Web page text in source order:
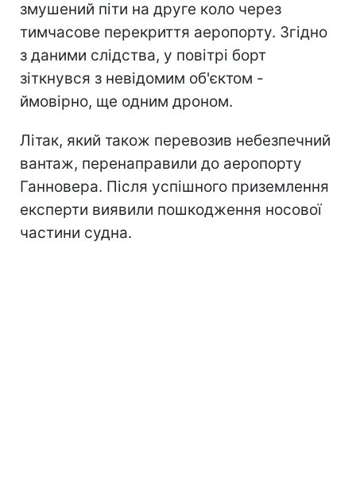
змушений піти на друге коло через
тимчасове перекриття аеропорту. Згідно
з даними слідства, у повітрі борт
зіткнувся з невідомим об'єктом -
ймовірно, ще одним дроном.
Літак, який також перевозив небезпечний
вантаж, перенаправили до аеропорту
Ганновера. Після успішного приземлення
експерти виявили пошкодження носової
частини судна.